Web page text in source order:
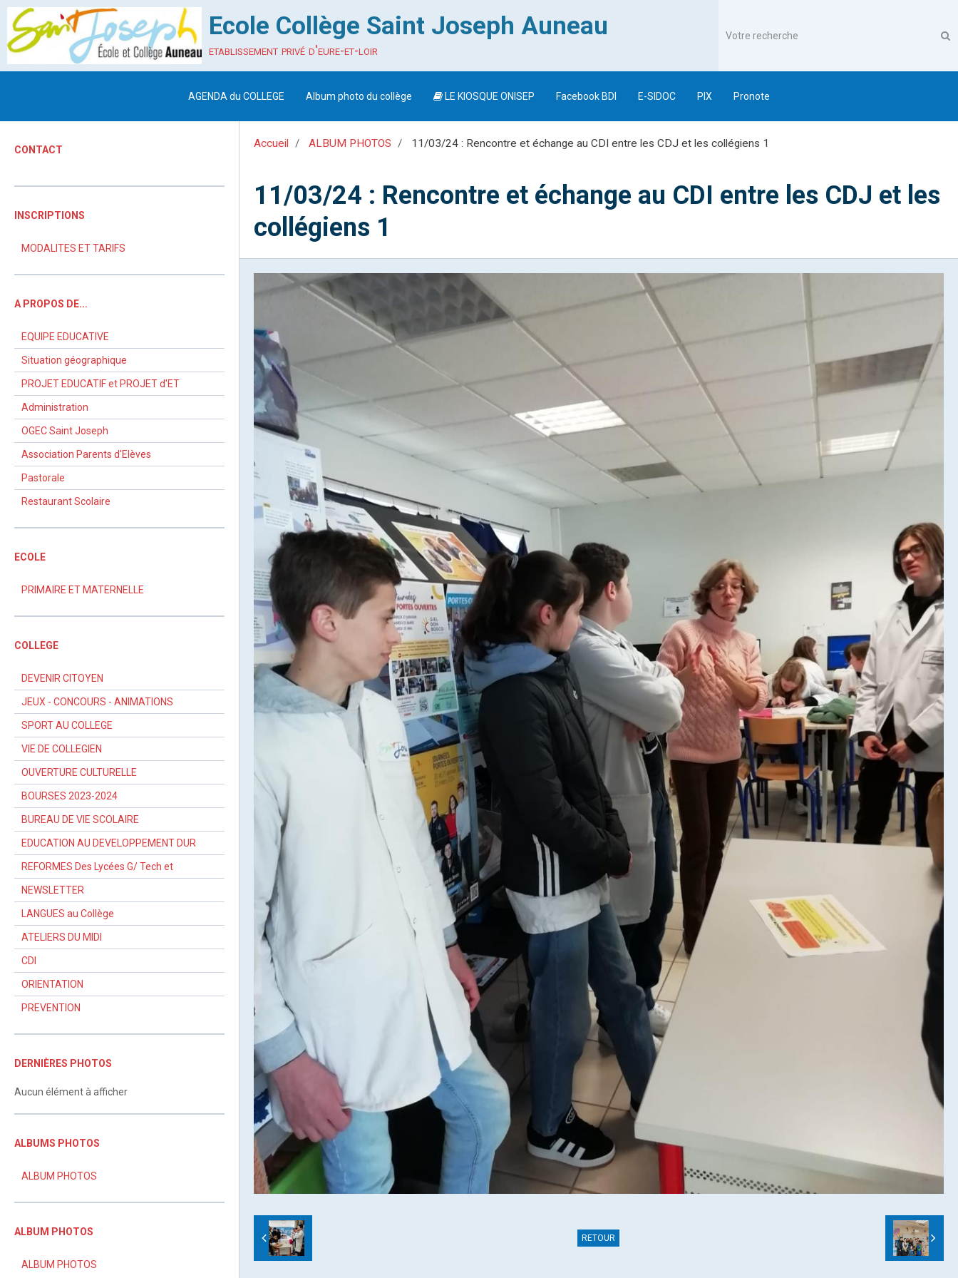
Ecole Collège Saint Joseph Auneau
etablissement privé d'eure-et-loir
AGENDA du COLLEGE Album photo du collège LE KIOSQUE ONISEP Facebook BDI E-SIDOC PIX Pronote
Accueil ALBUM PHOTOS 11/03/24 : Rencontre et échange au CDI entre les CDJ et les collégiens 1
11/03/24 : Rencontre et échange au CDI entre les CDJ et les
collégiens 1
RETOUR
CONTACT
INSCRIPTIONS
MODALITES ET TARIFS
A PROPOS DE...
EQUIPE EDUCATIVE
Situation géographique
PROJET EDUCATIF et PROJET d'ET
Administration
OGEC Saint Joseph
Association Parents d'Elèves
Pastorale
Restaurant Scolaire
ECOLE
PRIMAIRE ET MATERNELLE
COLLEGE
DEVENIR CITOYEN
JEUX - CONCOURS - ANIMATIONS
SPORT AU COLLEGE
VIE DE COLLEGIEN
OUVERTURE CULTURELLE
BOURSES 2023-2024
BUREAU DE VIE SCOLAIRE
EDUCATION AU DEVELOPPEMENT DUR
REFORMES Des Lycées G/ Tech et
NEWSLETTER
LANGUES au Collège
ATELIERS DU MIDI
CDI
ORIENTATION
PREVENTION
DERNIÈRES PHOTOS
Aucun élément à afficher
ALBUMS PHOTOS
ALBUM PHOTOS
ALBUM PHOTOS
ALBUM PHOTOS